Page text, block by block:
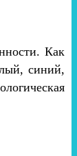
Как
синий,